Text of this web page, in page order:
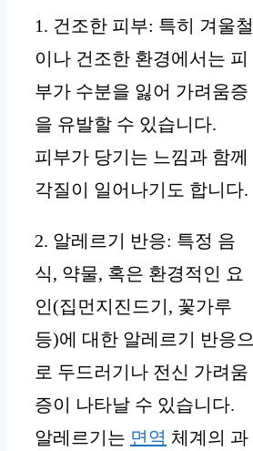
1. 건조한 피부: 특히 겨울철
이나 건조한 환경에서는 피
부가 수분을 잃어 가려움증
을 유발할 수 있습니다.
피부가 당기는 느낌과 함께
각질이 일어나기도 합니다.
2. 알레르기 반응: 특정 음
식, 약물, 혹은 환경적인 요
인(집먼지진드기, 꽃가루
등)에 대한 알레르기 반응으
로 두드러기나 전신 가려움
증이 나타날 수 있습니다.
알레르기는 면역 체계의 과